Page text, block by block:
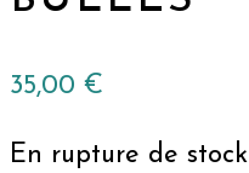
35,00 €
En rupture de stock